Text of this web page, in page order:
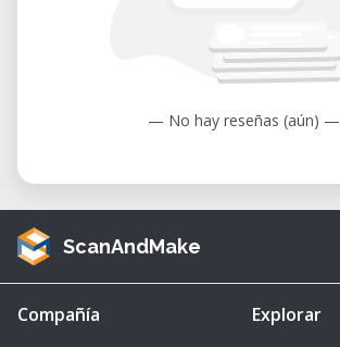
— No hay reseñas (aún) —
ScanAndMake
Compañía Explorar